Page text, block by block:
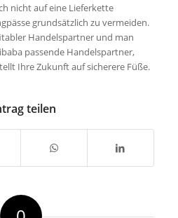
nicht auf eine Lieferkette
grundsätzlich zu vermeiden.
Handelspartner und man
passende Handelspartner,
Ihre Zukunft auf sicherere Füße.
teilen